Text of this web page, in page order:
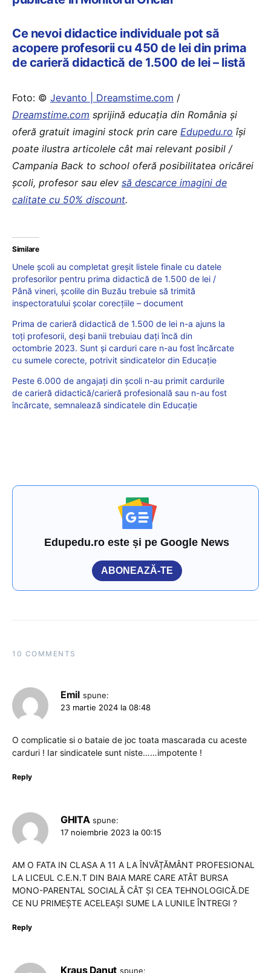
Ce nevoi didactice individuale pot să
acopere profesorii cu 450 de lei din prima
de carieră didactică de 1.500 de lei – listă
Foto: © Jevanto | Dreamstime.com /
Dreamstime.com sprijină educaţia din România şi
oferă gratuit imagini stock prin care Edupedu.ro îşi
poate ilustra articolele cât mai relevant posibil /
Campania Back to school oferă posibilitatea oricărei
școli, profesor sau elev să descarce imagini de
calitate cu 50% discount.
Similare
Unele școli au completat greșit listele finale cu datele
profesorilor pentru prima didactică de 1.500 de lei /
Până vineri, școlile din Buzău trebuie să trimită
inspectoratului școlar corecțiile – document
Prima de carieră didactică de 1.500 de lei n-a ajuns la
toți profesorii, deși banii trebuiau dați încă din
octombrie 2023. Sunt și carduri care n-au fost încărcate
cu sumele corecte, potrivit sindicatelor din Educație
Peste 6.000 de angajați din școli n-au primit cardurile
de carieră didactică/carieră profesională sau n-au fost
încărcate, semnalează sindicatele din Educație
Edupedu.ro este și pe Google News
ABONEAZĂ-TE
10 COMMENTS
Emil spune:
23 martie 2024 la 08:48
O complicatie si o bataie de joc toata mascarada cu aceste
carduri ! Iar sindicatele sunt niste……impotente !
Reply
GHITA spune:
17 noiembrie 2023 la 00:15
AM O FATA IN CLASA A 11 A LA ÎNVĂȚĂMÂNT PROFESIONAL
LA LICEUL C.E.N.T DIN BAIA MARE CARE ATÂT BURSA
MONO-PARENTAL SOCIALĂ CÂT ȘI CEA TEHNOLOGICĂ.DE
CE NU PRIMEȘTE ACELEAȘI SUME LA LUNILE ÎNTREGI ?
Reply
Kraus Danut spune: